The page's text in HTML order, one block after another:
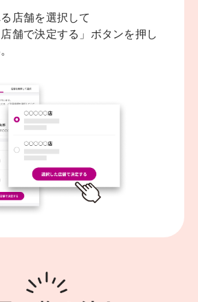
店舗を選択して
店舗で決定する」ボタンを押し